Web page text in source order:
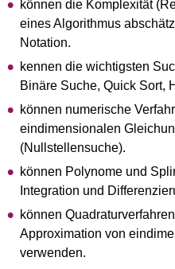
können die Komplexität
eines Algorithmus
Notation.
kennen die wichtigsten
Binäre Suche, Quick Sort,
können numerische
eindimensionalen
(Nullstellensuche).
können Polynome und
Integration und
können
Approximation von
verwenden.